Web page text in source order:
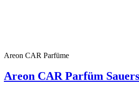
Areon CAR Parfüme
Areon CAR Parfüm